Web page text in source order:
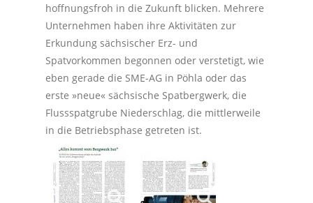
hoffnungsfroh in die Zukunft blicken. Mehrere
Unternehmen haben ihre Aktivitäten zur
Erkundung sächsischer Erz- und
Spatvorkommen begonnen oder verstetigt, wie
eben gerade die SME-AG in Pöhla oder das
erste »neue« sächsische Spatbergwerk, die
Flussspatgrube Niederschlag, die mittlerweile
in die Betriebsphase getreten ist.